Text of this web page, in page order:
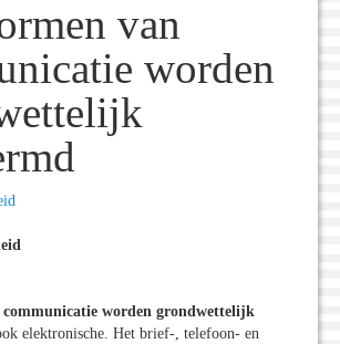
van
worden
worden grondwettelijk
elektronische. Het brief-, telefoon- en